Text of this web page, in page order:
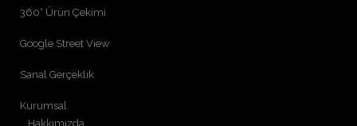
360° Ürün Çekimi
Google Street View
Sanal Gerçeklik
Kurumsal
Hakkımızda